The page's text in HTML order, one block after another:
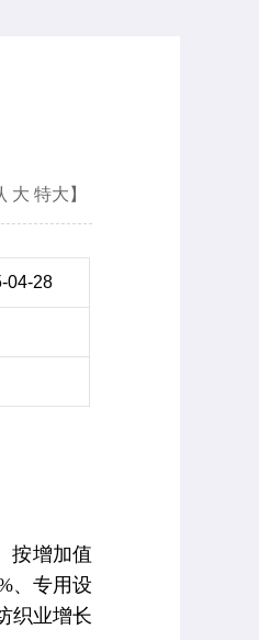
大 特大 】
04-28
按增加值
、专用设
织业增长